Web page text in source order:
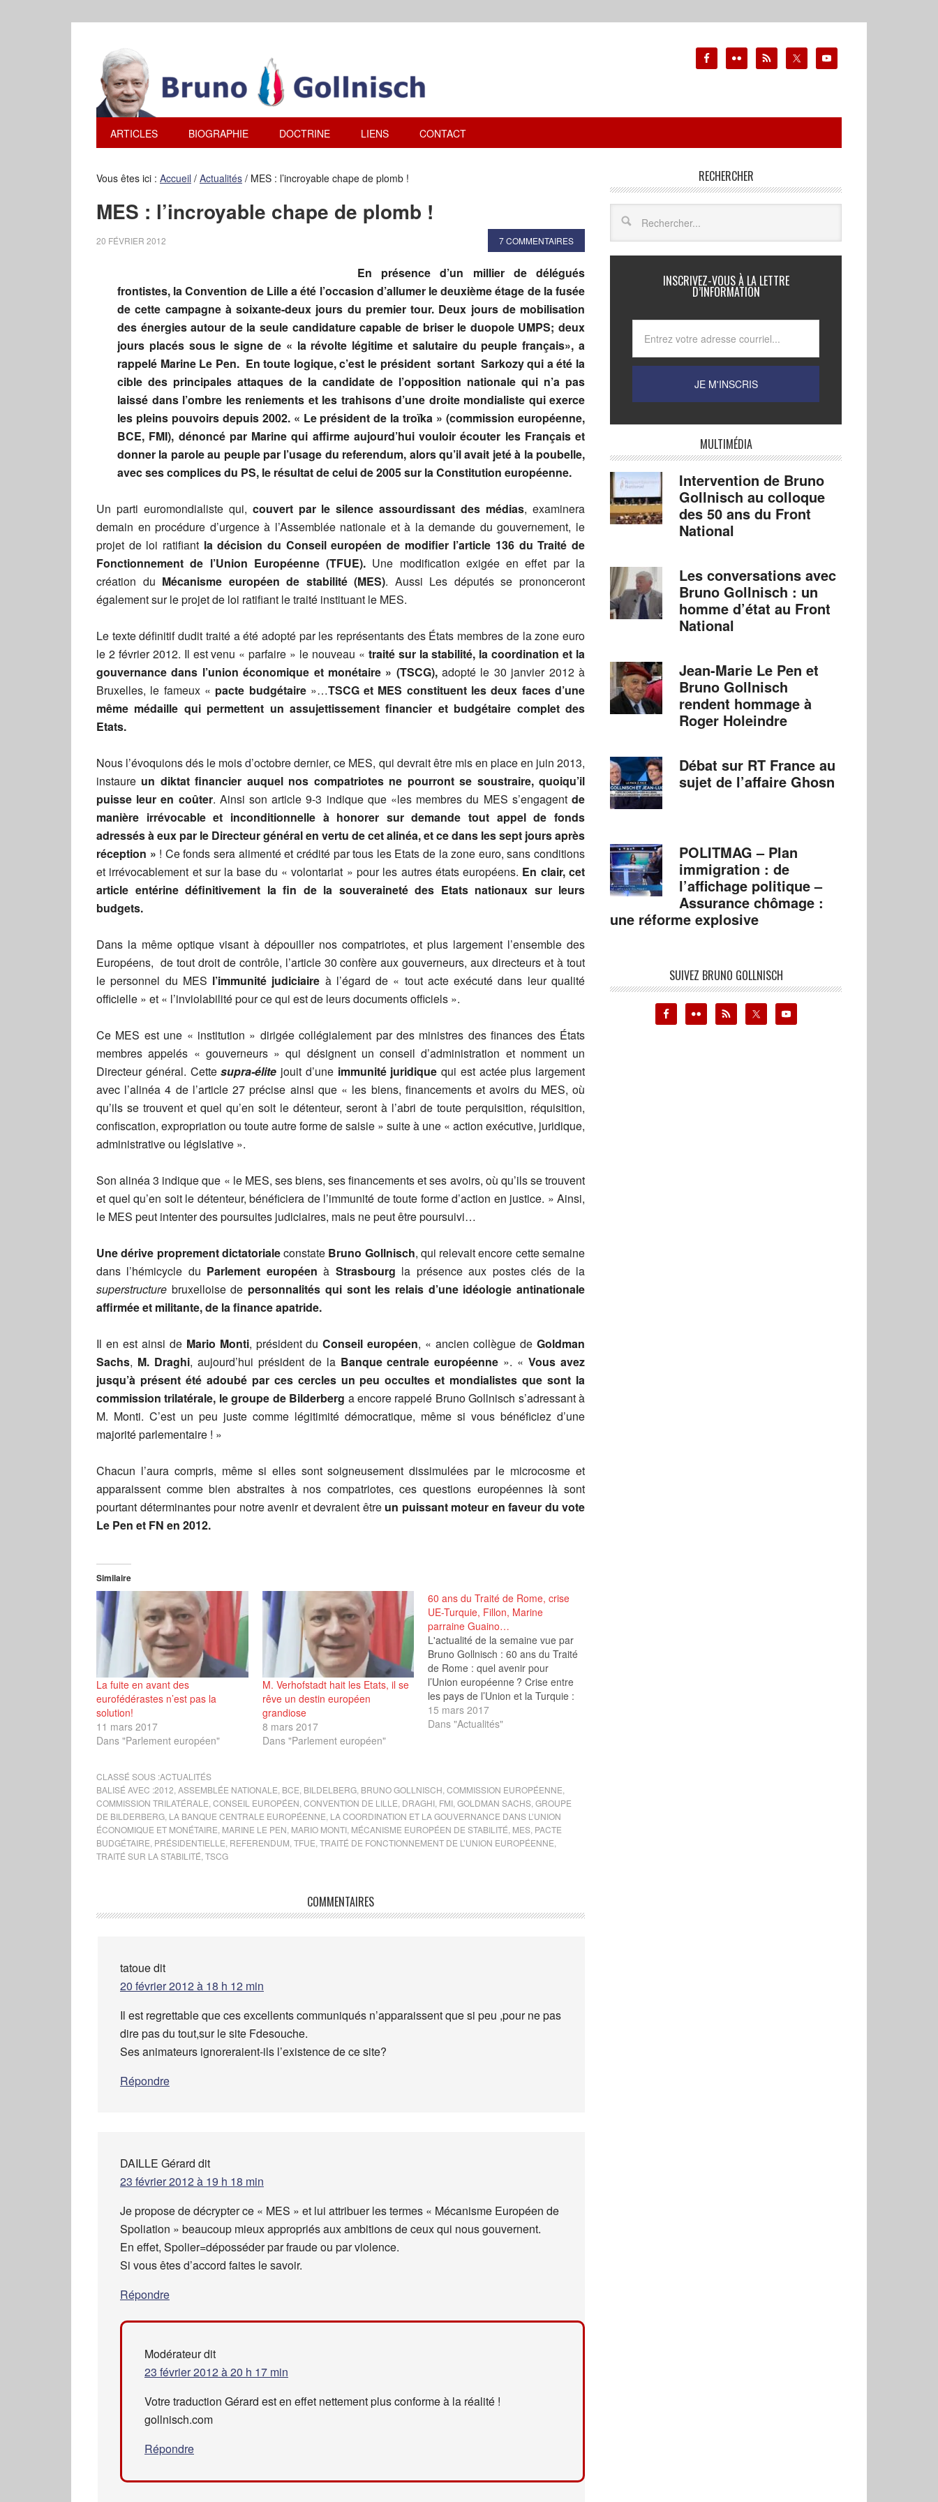
ARTICLES BIOGRAPHIE DOCTRINE LIENS CONTACT
Vous êtes ici : Accueil / Actualités / MES : l’incroyable chape de plomb !
MES : l’incroyable chape de plomb !
20 FÉVRIER 2012 7 COMMENTAIRES
En présence d’un millier de délégués
frontistes, la Convention de Lille a été l’occasion d’allumer le deuxième étage de la fusée
de cette campagne à soixante-deux jours du premier tour. Deux jours de mobilisation
des énergies autour de la seule candidature capable de briser le duopole UMPS; deux
jours placés sous le signe de « la révolte légitime et salutaire du peuple français», a
rappelé Marine Le Pen. En toute logique, c’est le président sortant Sarkozy qui a été la
cible des principales attaques de la candidate de l’opposition nationale qui n’a pas
laissé dans l’ombre les reniements et les trahisons d’une droite mondialiste qui exerce
les pleins pouvoirs depuis 2002. « Le président de la troïka » (commission européenne,
BCE, FMI), dénoncé par Marine qui affirme aujourd’hui vouloir écouter les Français et
donner la parole au peuple par l’usage du referendum, alors qu’il avait jeté à la poubelle,
avec ses complices du PS, le résultat de celui de 2005 sur la Constitution européenne.
Un parti euromondialiste qui, couvert par le silence assourdissant des médias, examinera
demain en procédure d’urgence à l’Assemblée nationale et à la demande du gouvernement, le
projet de loi ratifiant la décision du Conseil européen de modifier l’article 136 du Traité de
Fonctionnement de l’Union Européenne (TFUE). Une modification exigée en effet par la
création du Mécanisme européen de stabilité (MES). Aussi Les députés se prononceront
également sur le projet de loi ratifiant le traité instituant le MES.
Le texte définitif dudit traité a été adopté par les représentants des États membres de la zone euro
le 2 février 2012. Il est venu « parfaire » le nouveau « traité sur la stabilité, la coordination et la
gouvernance dans l’union économique et monétaire » (TSCG),adopté le 30 janvier 2012 à
Bruxelles, le fameux « pacte budgétaire»…TSCG et MES constituent les deux faces d’une
même médaille qui permettent un assujettissement financier et budgétaire complet des
Etats.
Nous l’évoquions dés le mois d’octobre dernier, ce MES, qui devrait être mis en place en juin 2013,
instaure un diktat financier auquel nos compatriotes ne pourront se soustraire, quoiqu’il
puisse leur en coûter. Ainsi son article 9-3 indique que «les membres du MES s’engagentde
manière irrévocable et inconditionnelle à honorer sur demande tout appel de fonds
adressés à eux par le Directeur général en vertu de cet alinéa, et ce dans les sept jours après
réception » ! Ce fonds sera alimenté et crédité par tous les Etats de la zone euro, sans conditions
et irrévocablement et sur la base du « volontariat » pour les autres états européens. En clair, cet
article entérine définitivement la fin de la souveraineté des Etats nationaux sur leurs
budgets.
Dans la même optique visant à dépouiller nos compatriotes, et plus largement l’ensemble des
Européens, de tout droit de contrôle, l’article 30 confère aux gouverneurs, aux directeurs et à tout
le personnel du MES l’immunité judiciaire à l’égard de « tout acte exécuté dans leur qualité
officielle » et « l’inviolabilité pour ce qui est de leurs documents officiels ».
Ce MES est une « institution » dirigée collégialement par des ministres des finances des États
membres appelés « gouverneurs » qui désignent un conseil d’administration et nomment un
Directeur général. Cettesupra-élite jouit d’une immunité juridique qui est actée plus largement
avec l’alinéa 4 de l’article 27 précise ainsi que « les biens, financements et avoirs du MES, où
qu’ils se trouvent et quel qu’en soit le détenteur, seront à l’abri de toute perquisition, réquisition,
confiscation, expropriation ou toute autre forme de saisie » suite à une « action exécutive, juridique,
administrative ou législative ».
Son alinéa 3 indique que « le MES, ses biens, ses financements et ses avoirs, où qu’ils se trouvent
et quel qu’en soit le détenteur, bénéficiera de l’immunité de toute forme d’action en justice. » Ainsi,
le MES peut intenter des poursuites judiciaires, mais ne peut être poursuivi…
Une dérive proprement dictatorialeconstate Bruno Gollnisch, qui relevait encore cette semaine
dans l’hémicycle du Parlement européen à Strasbourg la présence aux postes clés de la
superstructure bruxelloise de personnalités qui sont les relais d’une idéologie antinationale
affirmée et militante, de la finance apatride.
Il en est ainsi de Mario Monti, président duConseil européen, « ancien collègue deGoldman
Sachs, M. Draghi, aujourd’hui président de la Banque centrale européenne ». «Vous avez
jusqu’à présent été adoubé par ces cercles un peu occultes et mondialistes que sont la
commission trilatérale, le groupe de Bilderberg a encore rappelé Bruno Gollnisch s’adressant à
M. Monti. C’est un peu juste comme légitimité démocratique, même si vous bénéficiez d’une
majorité parlementaire ! »
Chacun l’aura compris, même si elles sont soigneusement dissimulées par le microcosme et
apparaissent comme bien abstraites à nos compatriotes, ces questions européennes là sont
pourtant déterminantes pour notre avenir et devraient être un puissant moteur en faveur du vote
Le Pen et FN en 2012.
Similaire
La fuite en avant des
eurofédérastes n’est pas la
solution!
11 mars 2017
Dans "Parlement européen"
M. Verhofstadt hait les Etats, il se
rêve un destin européen
grandiose
8 mars 2017
Dans "Parlement européen"
60 ans du Traité de Rome, crise
UE-Turquie, Fillon, Marine
parraine Guaino…
L'actualité de la semaine vue par
Bruno Gollnisch : 60 ans du Traité
de Rome : quel avenir pour
l’Union européenne ? Crise entre
les pays de l’Union et la Turquie :
la surenchère ? Un ambassadeur
français annonce qu’il refusera de
15 mars 2017
Dans "Actualités"
CLASSÉ SOUS :ACTUALITÉS
BALISÉ AVEC :2012 ASSEMBLÉE NATIONALE BCE BILDELBERG BRUNO GOLLNISCH COMMISSION EUROPÉENNE
COMMISSION TRILATÉRALE CONSEIL EUROPÉEN CONVENTION DE LILLE DRAGHI FMI GOLDMAN SACHS GROUPE
DE BILDERBERG LA BANQUE CENTRALE EUROPÉENNE LA COORDINATION ET LA GOUVERNANCE DANS L’UNION
ÉCONOMIQUE ET MONÉTAIRE MARINE LE PEN MARIO MONTI MÉCANISME EUROPÉEN DE STABILITÉ MES PACTE
BUDGÉTAIRE PRÉSIDENTIELLE REFERENDUM TFUE TRAITÉ DE FONCTIONNEMENT DE L’UNION EUROPÉENNE
TRAITÉ SUR LA STABILITÉ TSCG
COMMENTAIRES
tatouedit
20 février 2012 à 18 h 12 min
Il est regrettable que ces excellents communiqués n’apparaissent que si peu ,pour ne pas
dire pas du tout,sur le site Fdesouche.
Ses animateurs ignoreraient-ils l’existence de ce site?
Répondre
DAILLE Gérard dit
23 février 2012 à 19 h 18 min
Je propose de décrypter ce « MES » et lui attribuer les termes « Mécanisme Européen de
Spoliation » beaucoup mieux appropriés aux ambitions de ceux qui nous gouvernent.
En effet, Spolier=déposséder par fraude ou par violence.
Si vous êtes d’accord faites le savoir.
Répondre
Modérateurdit
23 février 2012 à 20 h 17 min
Votre traduction Gérard est en effet nettement plus conforme à la réalité !
gollnisch.com
Répondre
RECHERCHER
INSCRIVEZ-VOUS À LA LETTRE
D’INFORMATION
MULTIMÉDIA
Intervention de Bruno
Gollnisch au colloque
des 50 ans du Front
National
Les conversations avec
Bruno Gollnisch : un
homme d’état au Front
National
Jean-Marie Le Pen et
Bruno Gollnisch
rendent hommage à
Roger Holeindre
Débat sur RT France au
sujet de l’affaire Ghosn
POLITMAG – Plan
immigration : de
l’affichage politique –
Assurance chômage :
une réforme explosive
SUIVEZ BRUNO GOLLNISCH